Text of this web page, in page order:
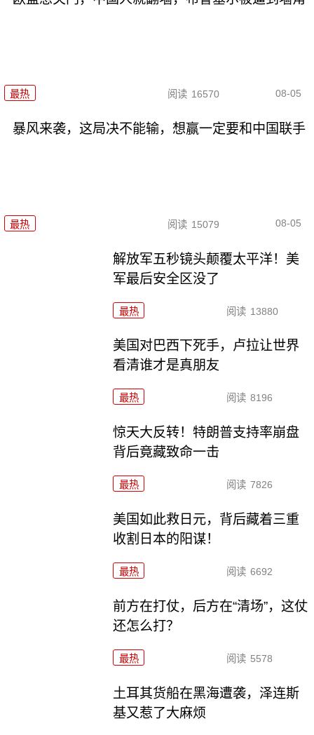
最热 阅读 16570 08-05
暴风来袭，这局决不能输，想赢一定要和中国联手
最热 阅读 15079 08-05
解放军五秒镜头颠覆太平洋！美
军最后安全区没了
最热 阅读 13880
美国对巴西下死手，卢拉让世界
看清谁才是真朋友
最热 阅读 8196
惊天大反转！特朗普支持率崩盘
背后竟藏致命一击
最热 阅读 7826
美国如此救日元，背后藏着三重
收割日本的阳谋！
最热 阅读 6692
前方在打仗，后方在“清场”，这仗
还怎么打？
最热 阅读 5578
土耳其货船在黑海遭袭，泽连斯
基又惹了大麻烦